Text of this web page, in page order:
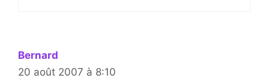
Bernard
20 août 2007 à 8:10